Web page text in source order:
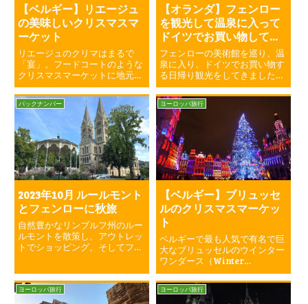
【ベルギー】リエージュ
の美味しいクリスマスマ
ーケット
リエージュのクリマはまるで
「宴」。フードコートのような
クリスマスマーケットに地元の
方が集まって皆んなで宴会をし
ているような活気がありまし
た。そして美味しかったです。
食べ歩き＋市内観光＋クリマを
1日で楽しめます。
【オランダ】フェンロー
を観光して温泉に入って
ドイツでお買い物して帰
る休日
フェンローの美術館を巡り、温
泉に入り、ドイツでお買い物す
る日帰り観光をしてきました。
フェンローは日本食屋さんが多
い印象でした。フェンロー駅前
と隣国で隣町のカルデンキルヒ
ェンのプチ観光情報をまとめま
した。
バックナンバー
2023年10月 ルールモント
とフェンローに秋旅
自然豊かなリンブルフ州のルー
ルモントを散策し、アウトレッ
トでショッピング。そしてフェ
最後にフェンローの温泉で癒さ
れる秋のお買い物の旅をしてみ
ヨーロッパ旅行
【ベルギー】ブリュッセ
ルのクリスマスマーケッ
ト
ベルギーで最も人気で有名で巨
大なブリュッセルのウインター
ワンダース（Winter
Wonders）は一度は訪れたい
素敵なクリスマスマーケットで
す。とくにグランプラスでの音
ヨーロッパ旅行 ヨーロッパ旅行